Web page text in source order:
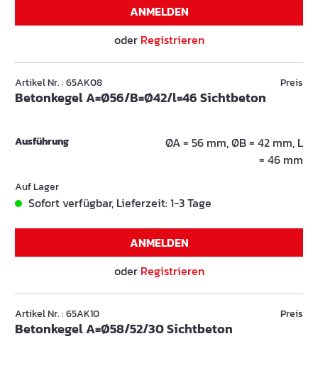
ANMELDEN
oder Registrieren
Artikel Nr. : 65AK08
Betonkegel A=Ø56/B=Ø42/l=46 Sichtbeton
Preis
Ausführung
ØA = 56 mm, ØB = 42 mm, L
= 46 mm
Auf Lager
Sofort verfügbar, Lieferzeit: 1-3 Tage
ANMELDEN
oder Registrieren
Artikel Nr. : 65AK10
Betonkegel A=Ø58/52/30 Sichtbeton
Preis